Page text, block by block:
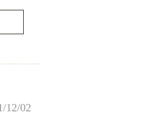
12/02